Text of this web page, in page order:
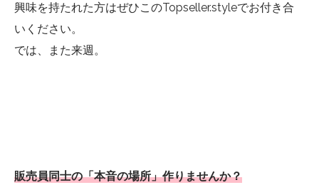
興味を持たれた方はぜひこのTopseller.styleでお付き合
いください。
では、また来週。
販売員同士の「本音の場所」作りませんか？